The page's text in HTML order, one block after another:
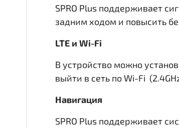
SPRO Plus поддерживает
задним ходом и повысить
LTE и Wi-Fi
В устройство можно
выйти в сеть по Wi-Fi
Навигация
SPRO Plus поддерживает